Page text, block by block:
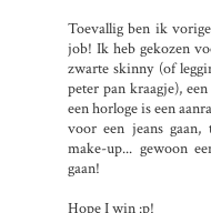
Toevallig ben ik
job! Ik heb gekozen
zwarte skinny (of
peter pan kraagje),
een horloge is een
voor een jeans
make-up... gewoon
gaan!
Hope I win :p!